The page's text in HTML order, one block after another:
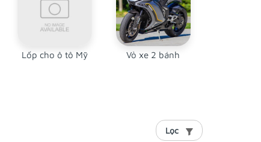
Lốp cho ô tô Mỹ Vỏ xe 2 bánh
Lọc